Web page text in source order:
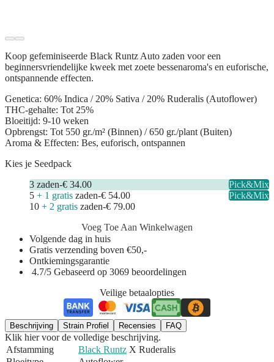
Koop gefeminiseerde Black Runtz Auto zaden voor een
beginnersvriendelijke kweek met zoete bessenaroma's en euforische,
ontspannende effecten.
Genetica: 60% Indica / 20% Sativa / 20% Ruderalis (Autoflower)
THC-gehalte: Tot 25%
Bloeitijd: 9-10 weken
Opbrengst: Tot 550 gr./m² (Binnen) / 650 gr./plant (Buiten)
Aroma & Effecten: Bes, euforisch, ontspannen
Kies je Seedpack
3 zaden-€ 34.00
Pick&Mix
5 + 1 gratis zaden-€ 54.00
Pick&Mix
10 + 2 gratis zaden-€ 79.00
Voeg Toe Aan Winkelwagen
Volgende dag in huis
Gratis verzending boven €50,-
Ontkiemingsgarantie
4.7/5 Gebaseerd op 3069 beoordelingen
Veilige betaalopties
Beschrijving Strain Profiel Recensies FAQ
Klik hier voor de volledige beschrijving.
Afstamming
Black Runtz X Ruderalis